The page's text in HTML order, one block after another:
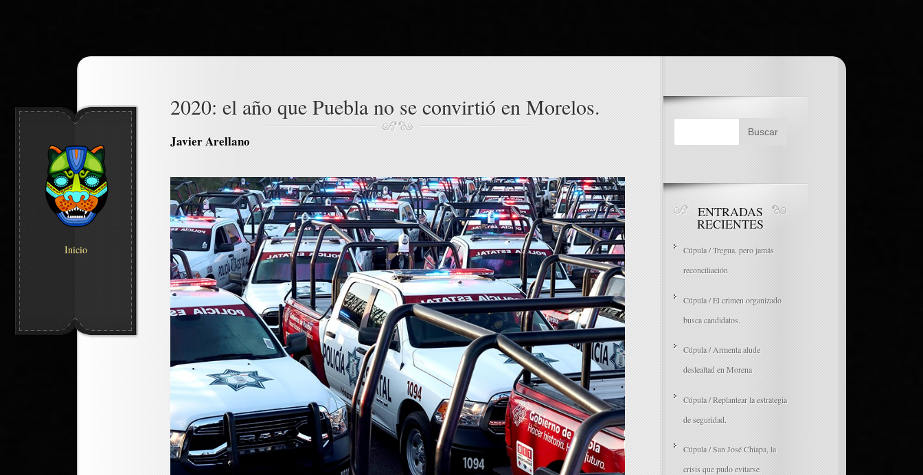
Inicio
2020: el año que Puebla no se convirtió en Morelos.
Javier Arellano
ENTRADAS
RECIENTES
Cúpula / Tregua, pero jamás
reconciliación
Cúpula / El crimen organizado
busca candidatos.
Cúpula / Armenta alude
deslealtad en Morena
Cúpula / Replantear la estrategia
de seguridad.
Cúpula / San José Chiapa, la
crisis que pudo evitarse